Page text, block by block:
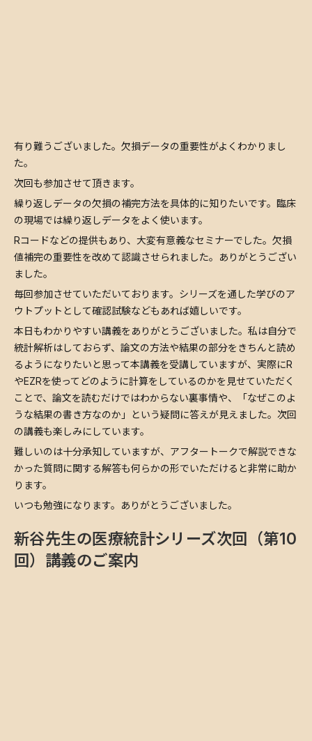
有り難うございました。欠損データの重要性がよくわかりまし
た。
次回も参加させて頂きます。
繰り返しデータの欠損の補完方法を具体的に知りたいです。臨床
の現場では繰り返しデータをよく使います。
Rコードなどの提供もあり、大変有意義なセミナーでした。欠損
値補完の重要性を改めて認識させられました。ありがとうござい
ました。
毎回参加させていただいております。シリーズを通した学びのア
ウトプットとして確認試験などもあれば嬉しいです。
本日もわかりやすい講義をありがとうございました。私は自分で
統計解析はしておらず、論文の方法や結果の部分をきちんと読め
るようになりたいと思って本講義を受講していますが、実際にR
やEZRを使ってどのように計算をしているのかを見せていただく
ことで、論文を読むだけではわからない裏事情や、「なぜこのよ
うな結果の書き方なのか」という疑問に答えが見えました。次回
の講義も楽しみにしています。
難しいのは十分承知していますが、アフタートークで解説できな
かった質問に関する解答も何らかの形でいただけると非常に助か
ります。
いつも勉強になります。ありがとうございました。
新谷先生の医療統計シリーズ次回（第10
回）講義のご案内